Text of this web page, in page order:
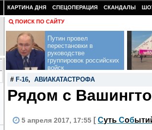
КАРТИНА ДНЯ СПЕЦОПЕРАЦИЯ СКАНДАЛЫ
ПОИСК ПО САЙТУ
Путин провел
перестановки в
руководстве
группировок российских
войск
# F-16, АВИАКАТАСТРОФА
Рядом с
5 апреля 2017, 17:55 [ Суть Соб